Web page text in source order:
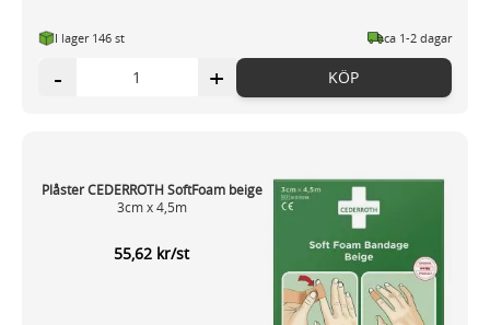
I lager 146 st ca 1-2 dagar
- + KÖP
Plåster CEDERROTH SoftFoam beige
3cm x 4,5m
55,62 kr/st